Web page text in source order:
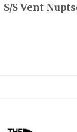
S/S Vent